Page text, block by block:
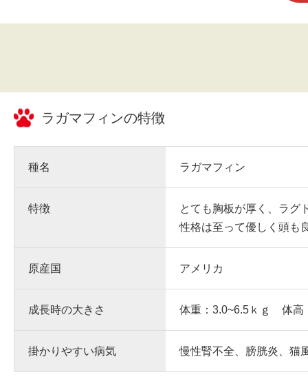
ラガマフィンの特徴
種名 ラガマフィン
特徴
とても胸板が厚く、ラグ
性格は至って優しく頭も
原産国 アメリカ
成長時の大きさ 体重：3.0~6.5ｋｇ 体高
掛かりやすい病気 慢性腎不全、膀胱炎、猫